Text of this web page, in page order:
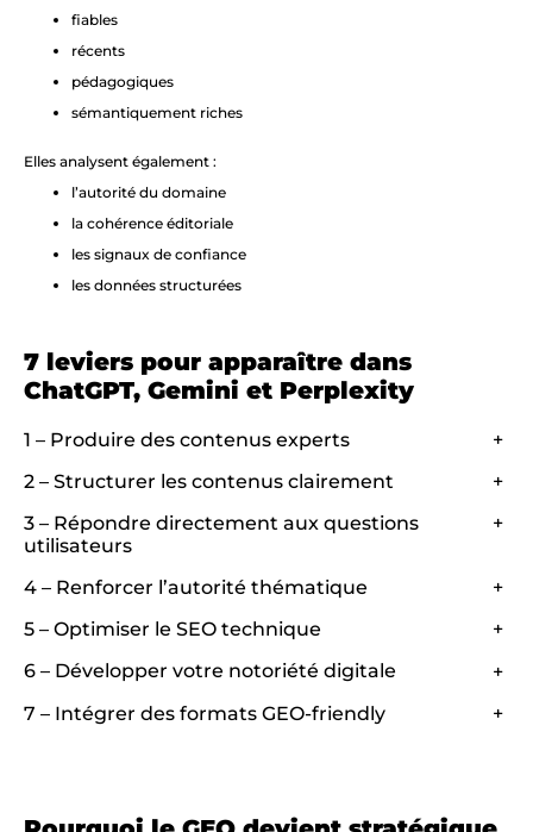
fiables
récents
pédagogiques
sémantiquement riches
Elles analysent également :
l’autorité du domaine
la cohérence éditoriale
les signaux de confiance
les données structurées
7 leviers pour apparaître dans
ChatGPT, Gemini et Perplexity
1 – Produire des contenus experts
+
2 – Structurer les contenus clairement
+
3 – Répondre directement aux questions
utilisateurs
+
4 – Renforcer l’autorité thématique
+
5 – Optimiser le SEO technique
+
6 – Développer votre notoriété digitale
+
7 – Intégrer des formats GEO-friendly
+